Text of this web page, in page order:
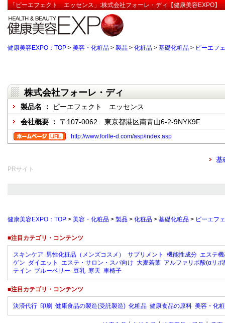
「ピーエフェクト エッセンス」:株式会社フォーレ・ディ【健康美容EXPO】
健康美容EXPO：TOP > 美容・化粧品 > 製品 > 化粧品 > 基礎化粧品 > ピーエフ
株式会社フォーレ・ディ
製品名 ：
ピーエフェクト エッセンス
会社概要 ： 〒107-0062 東京都港区南青山6-2-9NYK9F
http://www.forlle-d.com/asp/index.asp
基
PRサイト
健康美容EXPO：TOP > 美容・化粧品 > 製品 > 化粧品 > 基礎化粧品 > ピーエフ
■注目カテゴリ・コンテンツ
スキンケア 男性化粧品（メンズコスメ） サプリメント 機能性成分 エステ
ゲン ダイエット エステ・サロン・スパ向け 大麦若葉 アルファリポ酸(αリポ
テイン ブルーベリー 豆乳 寒天 車椅子
■注目カテゴリ・コンテンツ
決済代行 印刷 健康食品の製造(受託製造) 化粧品 健康食品の原料 美容・化